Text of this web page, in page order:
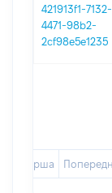
421913f1-7132-
4471-98b2-
2cf98e5e1235
Перша